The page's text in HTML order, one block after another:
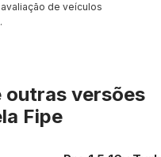
de veículos
outras versões
Fipe